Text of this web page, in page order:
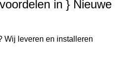
in } Nieuwe
Wij leveren en installeren